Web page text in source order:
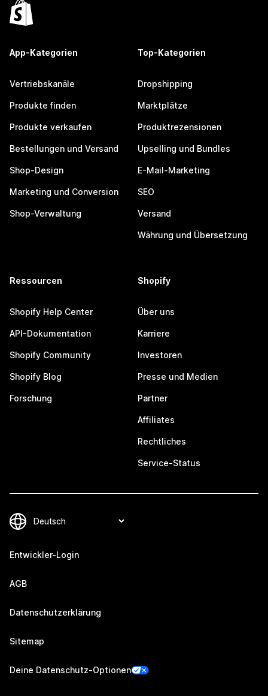
App-Kategorien
Vertriebskanäle
Produkte finden
Produkte verkaufen
Bestellungen und Versand
Shop-Design
Marketing und Conversion
Shop-Verwaltung
Top-Kategorien
Dropshipping
Marktplätze
Produktrezensionen
Upselling und Bundles
E-Mail-Marketing
SEO
Versand
Währung und Übersetzung
Ressourcen
Shopify Help Center
API-Dokumentation
Shopify Community
Shopify Blog
Forschung
Shopify
Über uns
Karriere
Investoren
Presse und Medien
Partner
Affiliates
Rechtliches
Service-Status
Entwickler-Login
AGB
Datenschutzerklärung
Sitemap
Deine Datenschutz-Optionen